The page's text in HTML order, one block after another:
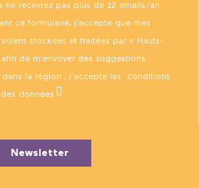
ne recevrez pas plus de 12 emails/an
ce formulaire, j’accepte que mes
stockées et traitées par « Hauts-
de m’envoyer des suggestions
la région ; j’accepte les conditions
données .
Newsletter